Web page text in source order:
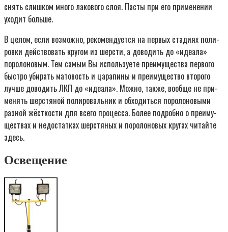
снять слиш­ком мно­го лако­во­го слоя. Пас­ты при его при­ме­не­нии
ухо­дит больше.
В целом, если воз­мож­но, реко­мен­ду­ет­ся на пер­вых ста­ди­ях поли­
ров­ки дей­ство­вать кру­гом из шер­сти, а дово­дить до «иде­а­ла»
поро­ло­но­вым. Тем самым Вы исполь­зу­е­те пре­иму­ще­ства пер­во­го
быст­ро уби­рать мато­вость и цара­пи­ны и пре­иму­ще­ство вто­ро­го
луч­ше дово­дить ЛКП до «иде­а­ла». Мож­но, так­же, вооб­ще не при­
ме­нять шер­стя­ной поли­ро­валь­ник и обхо­дить­ся поро­ло­но­вы­ми
раз­ной жёст­ко­сти для все­го про­цес­са. Более подроб­но о пре­иму­
ще­ствах и недо­стат­ках шер­стя­ных и поро­ло­но­вых кру­гах читай­те
здесь.
Освещение